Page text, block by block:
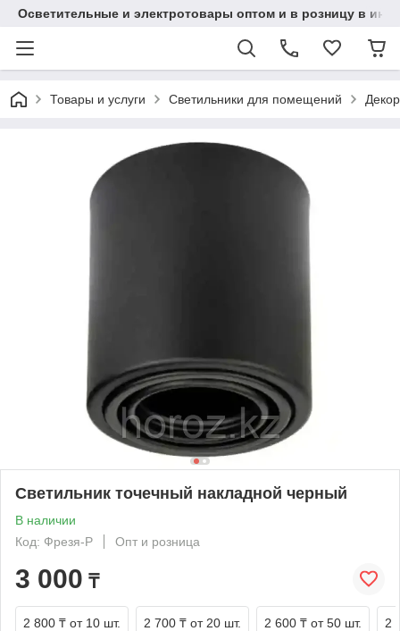
Осветительные и электротовары оптом и в розницу в
Товары и услуги Светильники для помещений
Светильник точечный накладной черный
В наличии
Код: Фрезя-Р
Опт и розница
3 000 ₸
2 800 ₸ от 10 шт. 2 700 ₸ от 20 шт. 2 600 ₸ от 50 шт. 2